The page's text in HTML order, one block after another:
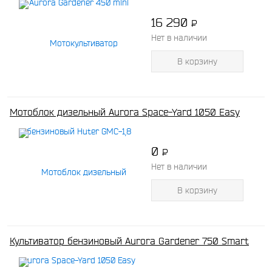
16 290 P
-
Нет в наличии
В корзину
Мотоблок дизельный Aurora Space-Yard 1050 Easy
0 P
-
Нет в наличии
В корзину
Культиватор бензиновый Aurora Gardener 750 Smart